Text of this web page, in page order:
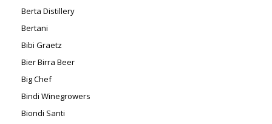
Berta Distillery
Bertani
Bibi Graetz
Bier Birra Beer
Big Chef
Bindi Winegrowers
Biondi Santi